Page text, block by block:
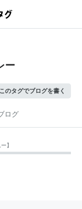
ー
このタグでブログを書く
ログ
】